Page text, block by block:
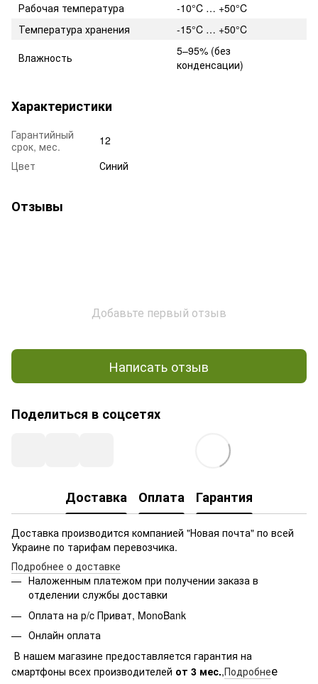
Рабочая температура
-10°C … +50°C
Температура хранения
-15°C … +50°C
Влажность
5–95% (без
конденсации)
Характеристики
Гарантийный
срок, мес.
12
Цвет
Синий
Отзывы
Добавьте первый отзыв
Написать отзыв
Поделиться в соцсетях
Доставка Оплата Гарантия
Доставка производится компанией "Новая почта" по всей
Украине по тарифам перевозчика.
Подробнее о доставке
Наложенным платежом при получении заказа в
отделении службы доставки
Оплата на р/c Приват, MonoBank
Онлайн оплата
В нашем магазине предоставляется гарантия на
смартфоны всех производителей от 3 мес.,Подробнее